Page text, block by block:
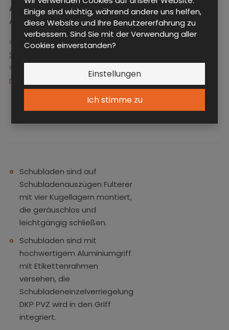
Einige sind wichtig, während andere uns helfen,
diese Website und Ihre Benutzererfahrung zu
verbessern. Sind Sie mit der Verwendung aller
Cookies einverstanden?
Einstellungen
Ich stimme zu
Ausstattung gegen
Aufpreis:
○
Elektronische Online-
Systeme
○
mit Chip
im Trockenofen bei der
Temperatur ca. 180°C
ausgehärtet Die
unbedenklich, flexibel und
mechanisch beständig.
Schubladen sind auf
Schubladenauszügen Fulterer
mit vier Kugellagern montiert,
die geräuschlos und
leichtgängig schließen.
Schubladen sind mit
hochwertigem Aluminiumgriff
mit Etikettenrahmen
versehen, die
Schubladeneinzelverriegelung
DKP PVZ wird in den Griff
integriert.